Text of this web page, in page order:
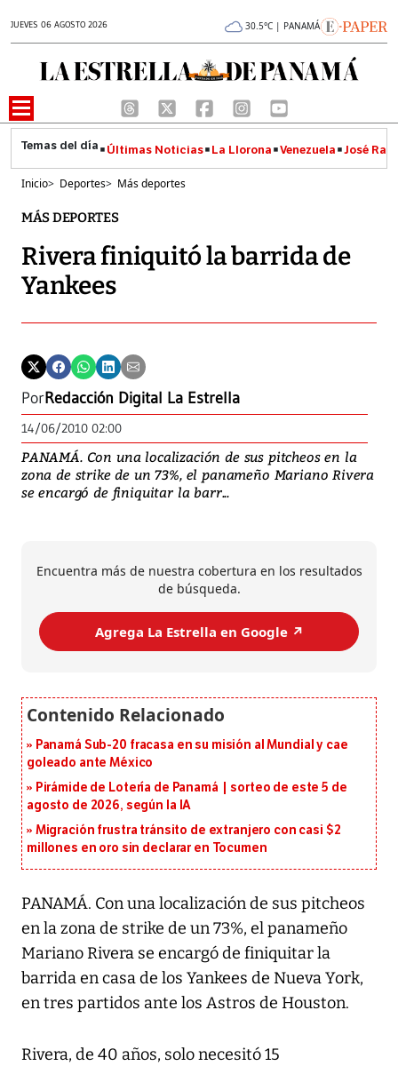
JUEVES 06 AGOSTO 2026 30.5°C | PANAMÁ
Últimas Noticias La Llorona Venezuela José
Inicio> Deportes> Más deportes
MÁS DEPORTES
Rivera finiquitó la barrida de
Yankees
PorRedacción Digital La Estrella
14/06/2010 02:00
PANAMÁ. Con una localización de sus pitcheos en la
zona de strike de un 73%, el panameño Mariano Rivera
se encargó de finiquitar la barr...
Encuentra más de nuestra cobertura en los resultados
de búsqueda.
Agrega La Estrella en Google ↗️
Panamá Sub-20 fracasa en su misión al Mundial y cae
goleado ante México
Pirámide de Lotería de Panamá | sorteo de este 5 de
agosto de 2026, según la IA
Migración frustra tránsito de extranjero con casi $2
millones en oro sin declarar en Tocumen
PANAMÁ. Con una localización de sus pitcheos
en la zona de strike de un 73%, el panameño
Mariano Rivera se encargó de finiquitar la
barrida en casa de los Yankees de Nueva York,
en tres partidos ante los Astros de Houston.
Rivera, de 40 años, solo necesitó 15